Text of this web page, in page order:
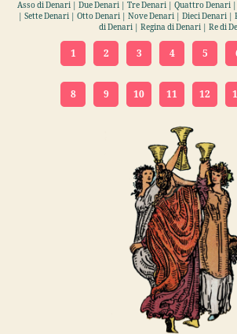
Asso di Denari | Due Denari | Tre Denari | Quattro Denari |
| Sette Denari | Otto Denari | Nove Denari | Dieci Denari |
di Denari | Regina di Denari | Re di
1 2 3 4 5
8 9 10 11 12